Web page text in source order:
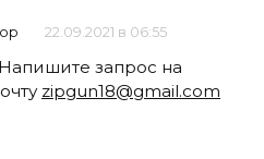
22.09.2021 в 06:55
запрос на
zipgun18@gmail.com